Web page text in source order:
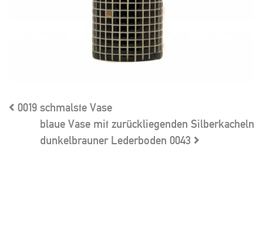
0019 schmalste Vase
blaue Vase mit zurückliegenden Silberkacheln
dunkelbrauner Lederboden 0043